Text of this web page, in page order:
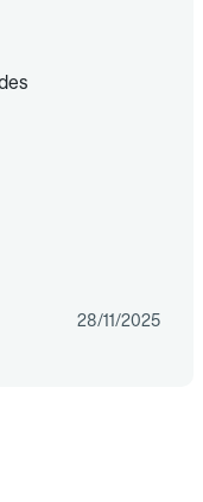
28/11/2025